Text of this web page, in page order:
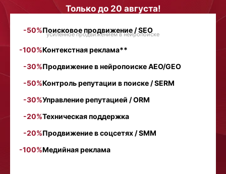
Только до 20 августа!
-50%Поисковое продвижение / SEO
усиленное продвижением в нейропоиске
-100%Контекстная реклама**
-30%Продвижение в нейропоиске AEO/GEO
-50%Контроль репутации в поиске / SERM
-30%Управление репутацией / ORM
-20%Техническая поддержка
-20%Продвижение в соцсетях / SMM
-100%Медийная реклама